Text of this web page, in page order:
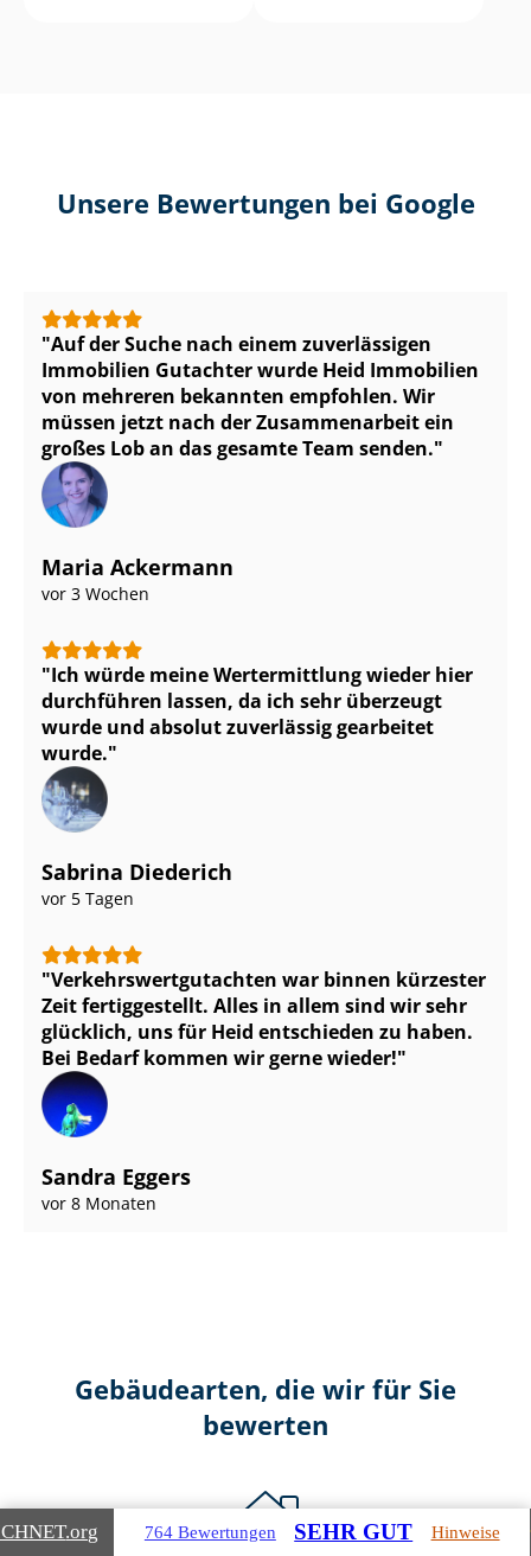
Unsere Bewertungen bei Google
Auf der Suche nach einem zuverlässigen
Immobilien Gutachter wurde Heid Immobilien
von mehreren bekannten empfohlen. Wir
müssen jetzt nach der Zusammenarbeit ein
großes Lob an das gesamte Team senden.
Maria Ackermann
vor 3 Wochen
Ich würde meine Wertermittlung wieder hier
durchführen lassen, da ich sehr überzeugt
wurde und absolut zuverlässig gearbeitet
wurde.
Sabrina Diederich
vor 5 Tagen
Ver­kehrs­wert­gut­ach­ten war binnen kürzester
Zeit fertiggestellt. Alles in allem sind wir sehr
glücklich, uns für Heid entschieden zu haben.
Bei Bedarf kommen wir gerne wieder!
Sandra Eggers
vor 8 Monaten
Gebäudearten, die wir für Sie
bewerten
.org 764 Bewertungen SEHR GUT Hinweise